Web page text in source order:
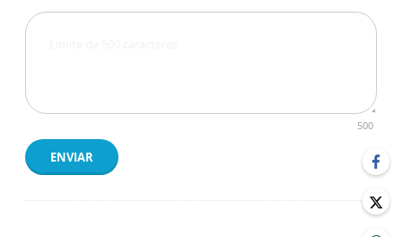
500
ENVIAR